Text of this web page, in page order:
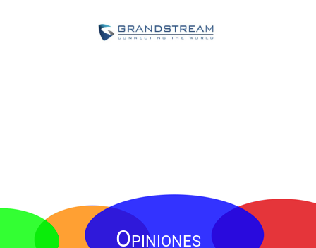
Opiniones